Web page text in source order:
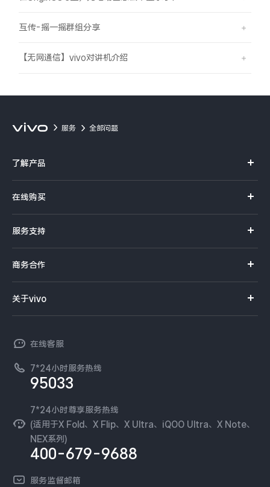
互传-摇一摇群组分享
【无网通信】vivo对讲机介绍
服务 全部问题
了解产品
Y系列
iQOO手机
NEX系列
在线购买
选购配件
订单查询
服务支持
查找手机
环保回收
安全公告
服务隐私政策
Log还原LUTs下载
vivo 办公套件
商务合作
vivo 企业业务
廉正合规
国补营业执照
无线电发射设备销售备案
关于vivo
工作机会
新闻资讯
可持续发展
vivo 蔡司影像
开发者社区
在线客服
7*24小时服务热线
95033
7*24小时尊享服务热线
(适用于X Fold、X Flip、X Ultra、iQOO Ultra、X Note、
NEX系列)
400-679-9688
服务监督邮箱